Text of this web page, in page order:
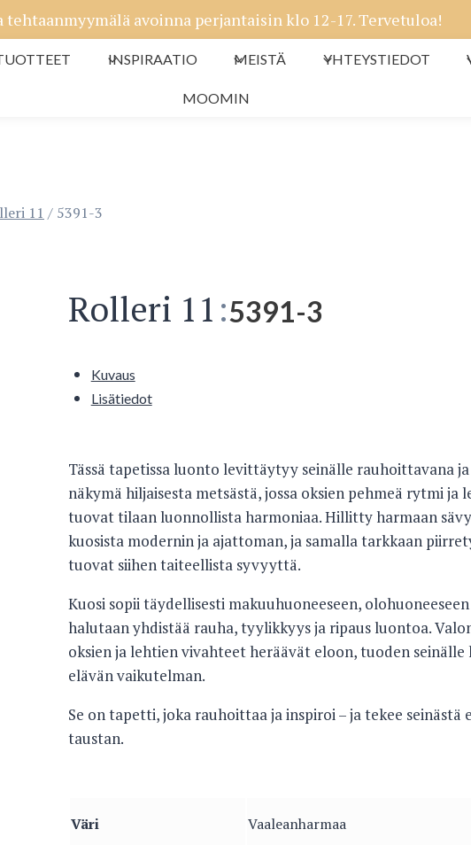
tehtaanmyymälä avoinna perjantaisin klo 12-17. Tervetuloa!
INSPIRAATIO MEISTÄ YHTEYSTIEDOT
MOOMIN
11 / 5391-3
Rolleri 11:5391-3
Kuvaus
Lisätiedot
Tässä tapetissa luonto levittäytyy seinälle rauhoittavana
näkymä hiljaisesta metsästä, jossa oksien pehmeä rytmi ja
tuovat tilaan luonnollista harmoniaa. Hillitty harmaan
kuosista modernin ja ajattoman, ja samalla tarkkaan
tuovat siihen taiteellista syvyyttä.
Kuosi sopii täydellisesti makuuhuoneeseen,
halutaan yhdistää rauha, tyylikkyys ja ripaus luontoa.
oksien ja lehtien vivahteet heräävät eloon, tuoden seinälle
elävän vaikutelman.
Se on tapetti, joka rauhoittaa ja inspiroi – ja tekee seinästä
taustan.
Väri Vaaleanharmaa